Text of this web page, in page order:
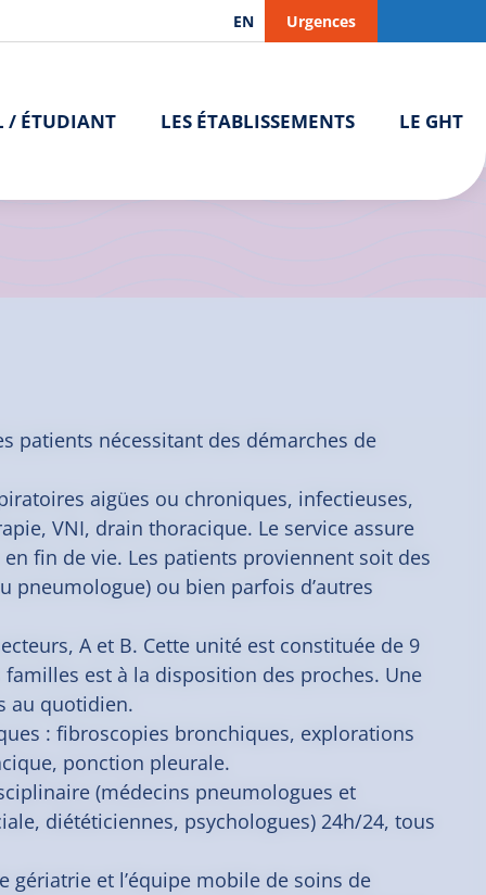
EN Urgences
/ ÉTUDIANT LES ÉTABLISSEMENTS LE GHT
patients nécessitant des démarches de
aigües ou chroniques, infectieuses,
VNI, drain thoracique. Le service assure
fin de vie. Les patients proviennent soit des
pneumologue) ou bien parfois d’autres
A et B. Cette unité est constituée de 9
est à la disposition des proches. Une
au quotidien.
: fibroscopies bronchiques, explorations
ponction pleurale.
(médecins pneumologues et
diététiciennes, psychologues) 24h/24, tous
gériatrie et l’équipe mobile de soins de